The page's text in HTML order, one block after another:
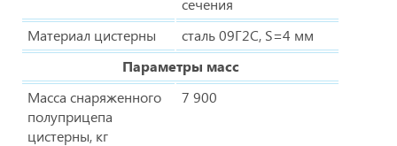
сечения
Материал цистерны
сталь 09Г2С, S=4 мм
Параметры масс
Масса снаряженного
полуприцепа
цистерны, кг
7 900